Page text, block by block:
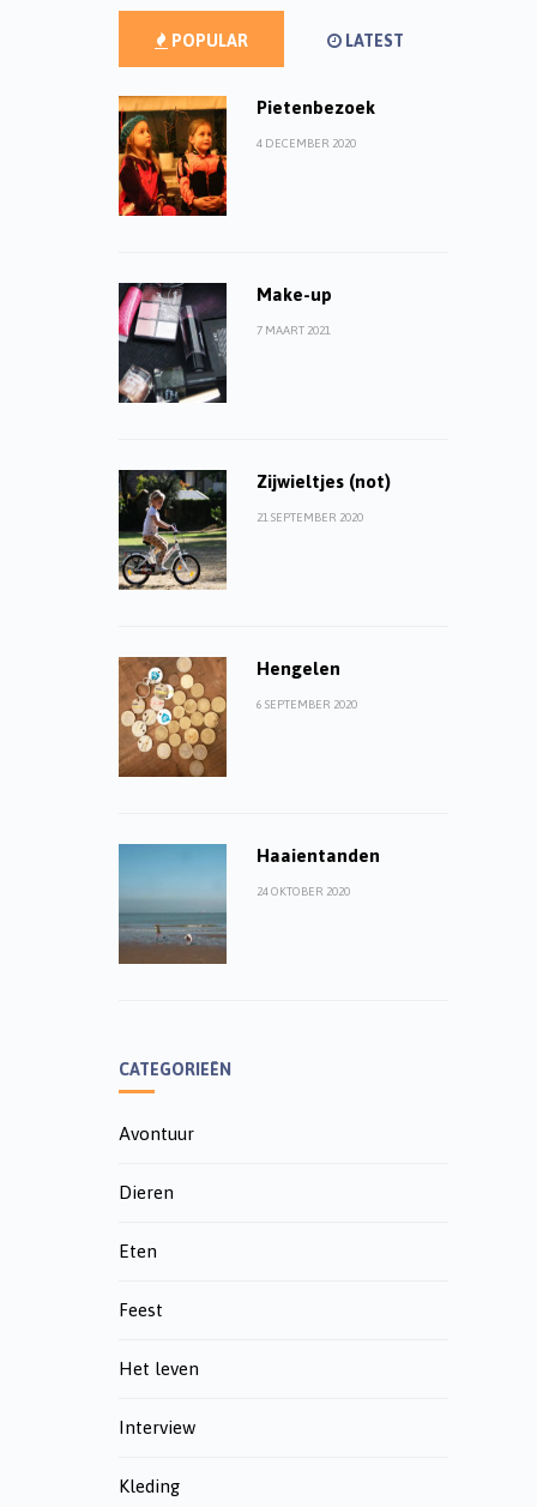
POPULAR LATEST
Pietenbezoek
4 DECEMBER 2020
Make-up
7 MAART 2021
Zijwieltjes (not)
21 SEPTEMBER 2020
Hengelen
6 SEPTEMBER 2020
Haaientanden
24 OKTOBER 2020
CATEGORIEËN
Avontuur
Dieren
Eten
Feest
Het leven
Interview
Kleding